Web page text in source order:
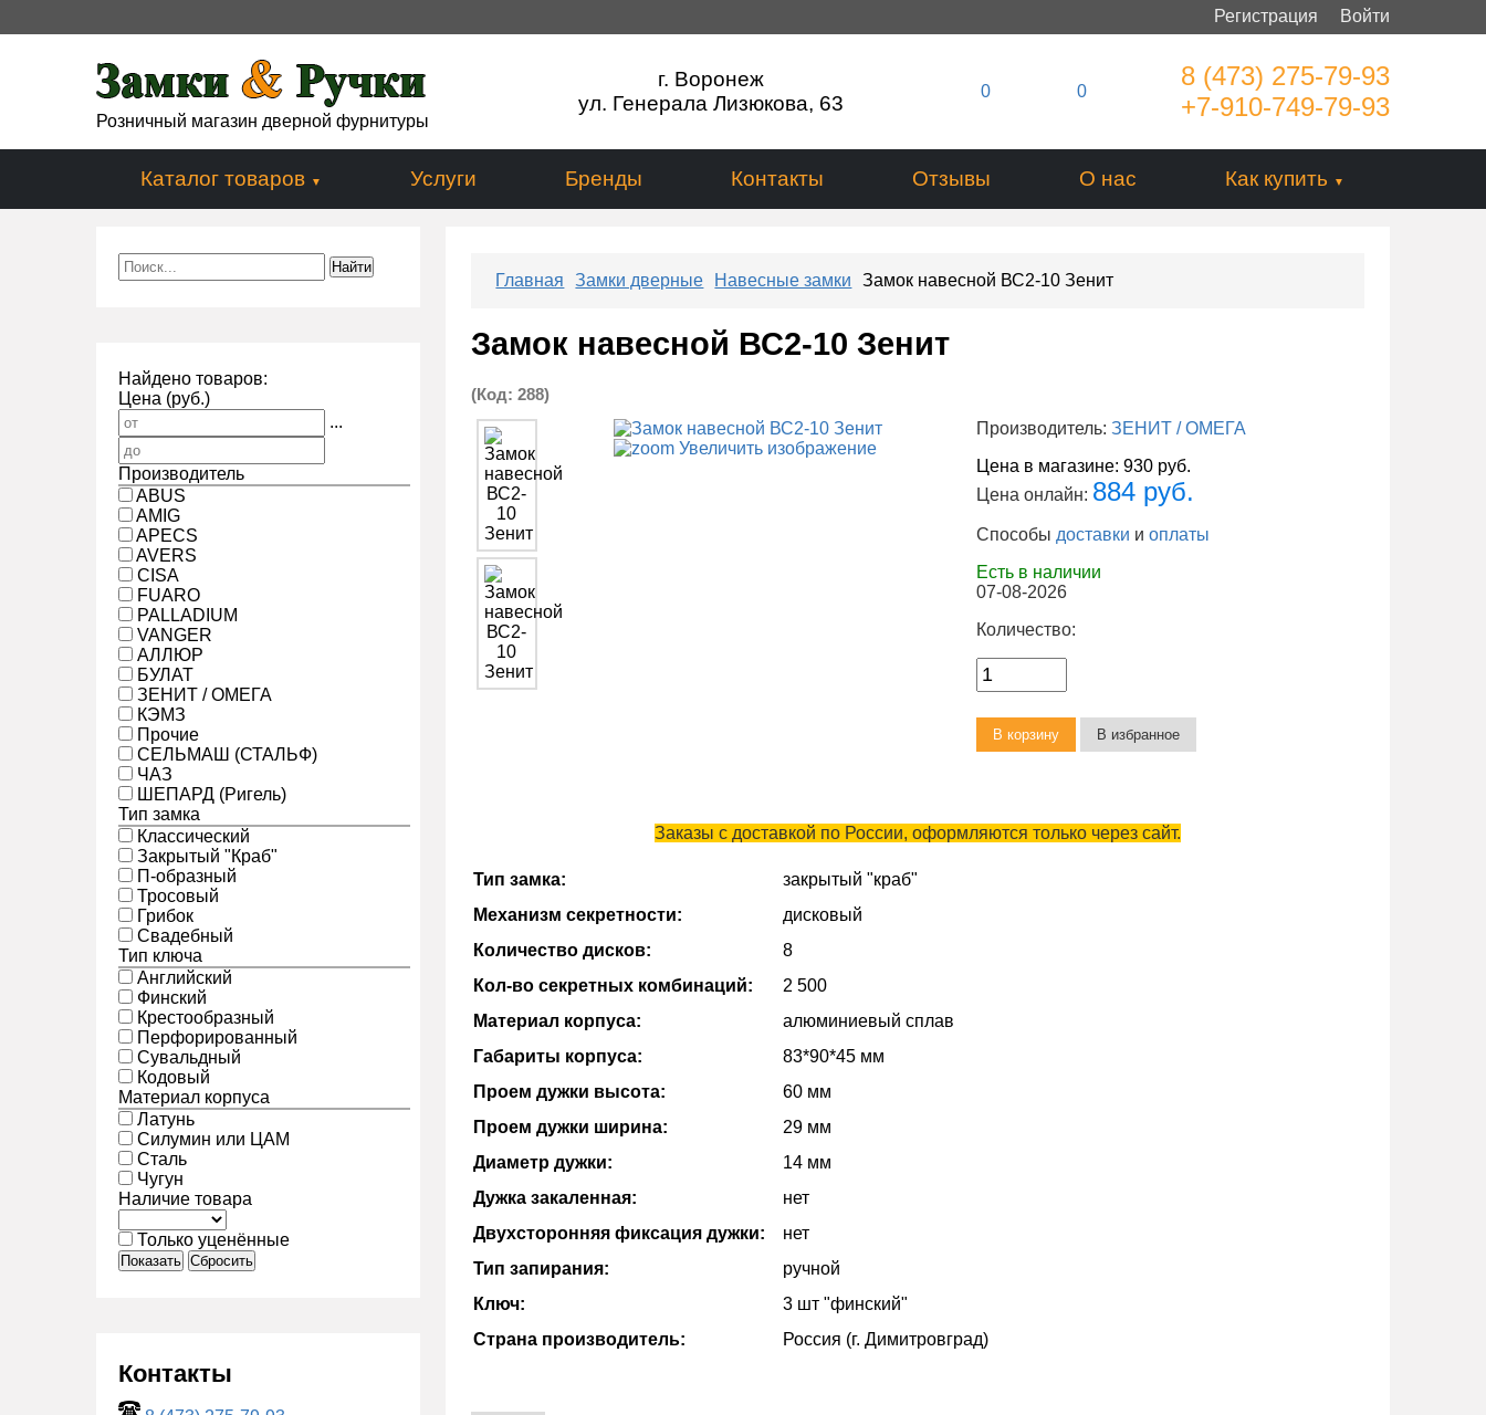
Войти
Регистрация
Розничный магазин дверной фурнитуры
г. Воронеж
ул. Генерала Лизюкова, 63
0 0
8 (473) 275-79-93
+7-910-749-79-93
Каталог товаров Услуги Бренды Контакты Отзывы О нас Как купить
Найдено товаров:
Цена (руб.)
...
Производитель
ABUS
AMIG
APECS
AVERS
CISA
FUARO
PALLADIUM
VANGER
АЛЛЮР
БУЛАТ
ЗЕНИТ / ОМЕГА
КЭМЗ
Прочие
СЕЛЬМАШ (СТАЛЬФ)
ЧАЗ
ШЕПАРД (Ригель)
Тип замка
Классический
Закрытый "Краб"
П-образный
Тросовый
Грибок
Свадебный
Тип ключа
Английский
Финский
Крестообразный
Перфорированный
Сувальдный
Кодовый
Материал корпуса
Латунь
Силумин или ЦАМ
Сталь
Чугун
Наличие товара
Только уценённые
Показать Сбросить
Контакты
Главная Замки дверные Навесные замки Замок навесной ВС2-10 Зенит
Замок навесной ВС2-10 Зенит
(Код:288)
Увеличить изображение
Производитель:ЗЕНИТ / ОМЕГА
Цена в магазине:930 руб.
Цена онлайн: 884 руб.
Способы доставки иоплаты
Есть в наличии
07-08-2026
Количество:
Заказы с доставкой по России, оформляются только через сайт.
Тип замка:
закрытый "краб"
Механизм секретности:
дисковый
Количество дисков:
8
Кол-во секретных комбинаций:
2 500
Материал корпуса:
алюминиевый сплав
Габариты корпуса:
83*90*45 мм
Проем дужки высота:
60 мм
Проем дужки ширина:
29 мм
Диаметр дужки:
14 мм
Дужка закаленная:
нет
Двухсторонняя фиксация дужки:
нет
Тип запирания:
ручной
Ключ:
3 шт "финский"
Страна производитель:
Россия (г. Димитровград)